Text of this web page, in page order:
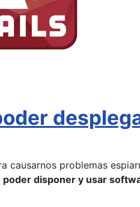
problemas
poder disponer y usar